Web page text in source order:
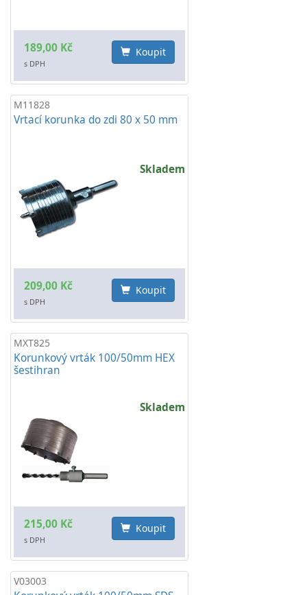
189,00 Kč
s DPH
Koupit
M11828
Vrtací korunka do zdi 80 x 50 mm
Skladem
209,00 Kč
s DPH
Koupit
MXT825
Korunkový vrták 100/50mm HEX
šestihran
Skladem
215,00 Kč
s DPH
Koupit
V03003